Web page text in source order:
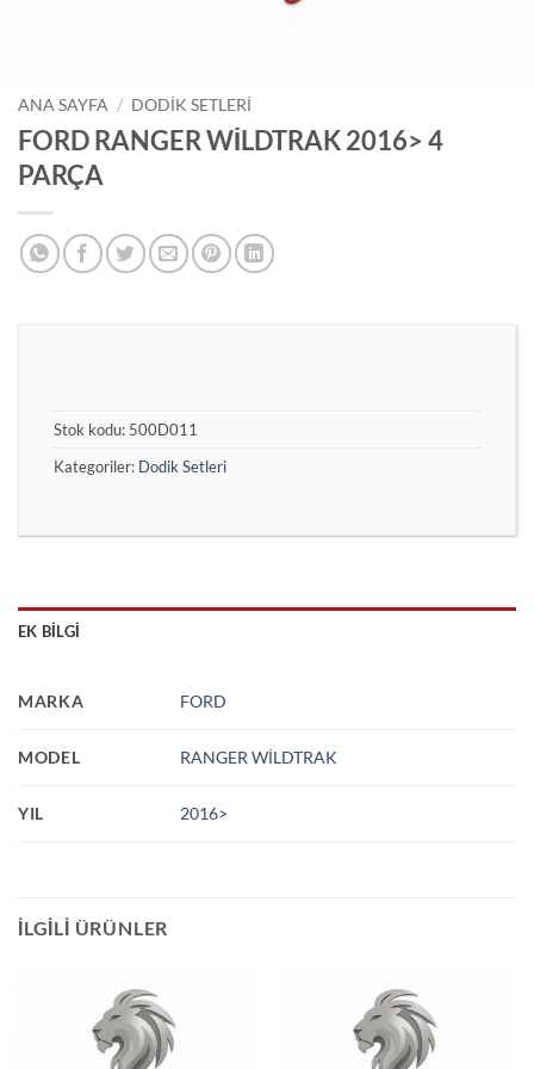
ANA SAYFA / DODIK SETLERI
FORD RANGER WİLDTRAK 2016> 4
PARÇA
Stok kodu: 500D011
Kategoriler: Dodik Setleri
EK BILGI
MARKA FORD
MODEL RANGER WİLDTRAK
YIL 2016>
İLGILI ÜRÜNLER